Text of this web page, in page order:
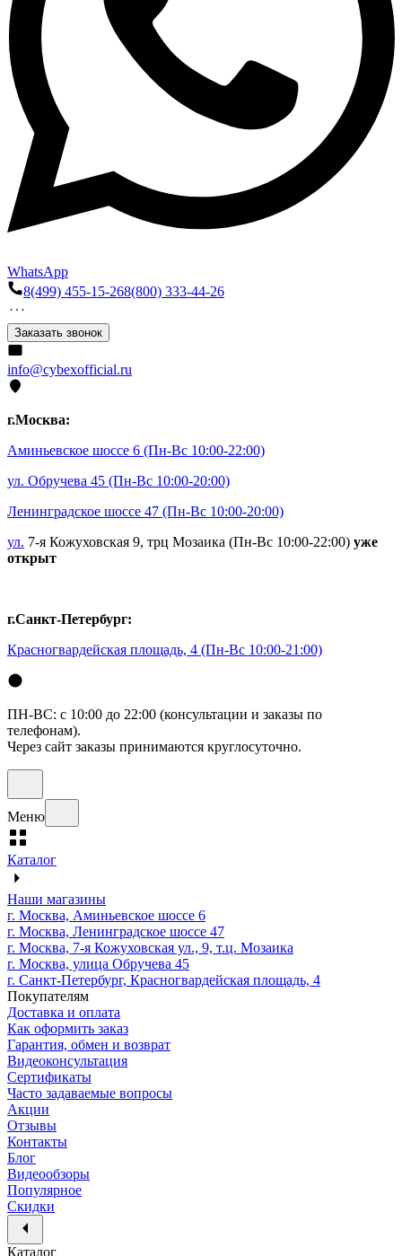
WhatsApp
8(499) 455-15-268(800) 333-44-26
Заказать звонок
info@cybexofficial.ru
г.Москва:
Аминьевское шоссе 6 (Пн-Вс 10:00-22:00)
ул. Обручева 45 (Пн-Вс 10:00-20:00)
Ленинградское шоссе 47 (Пн-Вс 10:00-20:00)
ул. 7-я Кожуховская 9, трц Мозаика (Пн-Вс 10:00-22:00) уже
открыт
г.Санкт-Петербург:
Красногвардейская площадь, 4 (Пн-Вс 10:00-21:00)
ПН-ВС: с 10:00 до 22:00 (консультации и заказы по
телефонам).
Через сайт заказы принимаются круглосуточно.
Меню
Каталог
Наши магазины
г. Москва, Аминьевское шоссе 6
г. Москва, Ленинградское шоссе 47
г. Москва, 7-я Кожуховская ул., 9, т.ц. Мозаика
г. Москва, улица Обручева 45
г. Санкт-Петербург, Красногвардейская площадь, 4
Покупателям
Доставка и оплата
Как оформить заказ
Гарантия, обмен и возврат
Видеоконсультация
Сертификаты
Часто задаваемые вопросы
Акции
Отзывы
Контакты
Блог
Видеообзоры
Популярное
Скидки
Каталог